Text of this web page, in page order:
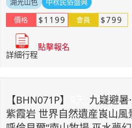
價格
$1199 會員 $799
詳細行程
點擊報名
【BHN071P】
九嶷避暑
紫霞岩 世界自然遺産崀山風